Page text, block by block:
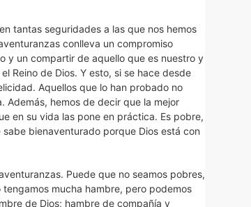
tantas seguridades a las que nos hemos
conlleva un compromiso
y un compartir de aquello que es nuestro y
Reino de Dios. Y esto, si se hace desde
Aquellos que lo han probado no
Además, hemos de decir que la mejor
en su vida las pone en práctica. Es pobre,
bienaventurado porque Dios está con
Puede que no seamos pobres,
mucha hambre, pero podemos
de Dios; hambre de compañía y